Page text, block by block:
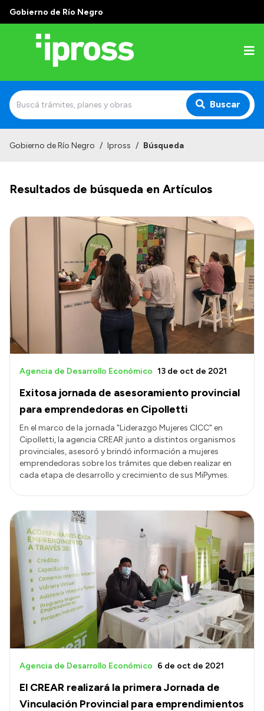
Gobierno de Río Negro
Buscar
¿Qué es IPROSS?
Autoridades
Delegaciones
Consultorios Propios
Presentación CV
Transparencia
Inversión en Salud
Licitaciones
Gobierno de Río Negro / Ipross / Búsqueda
Resultados de búsqueda en Artículos
Exitosa jornada de asesoramiento provincial
para emprendedoras en Cipolletti
Agencia de Desarrollo Económico 13 de oct de 2021
En el marco de la jornada "Liderazgo Mujeres CICC" en
Cipolletti, la agencia CREAR junto a distintos organismos
provinciales, asesoró y brindó información a mujeres
emprendedoras sobre los trámites que deben realizar en
cada etapa de desarrollo y crecimiento de sus MiPymes.
El CREAR realizará la primera Jornada de
Vinculación Provincial para emprendimientos
Agencia de Desarrollo Económico 6 de oct de 2021